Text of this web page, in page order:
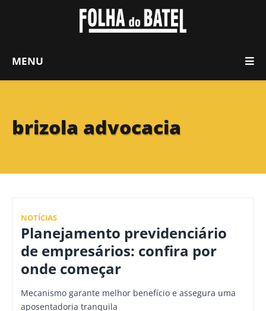
MENU
brizola advocacia
NOTÍCIAS
Planejamento previdenciário
de empresários: confira por
onde começar
Mecanismo garante melhor benefício e assegura uma
aposentadoria tranquila